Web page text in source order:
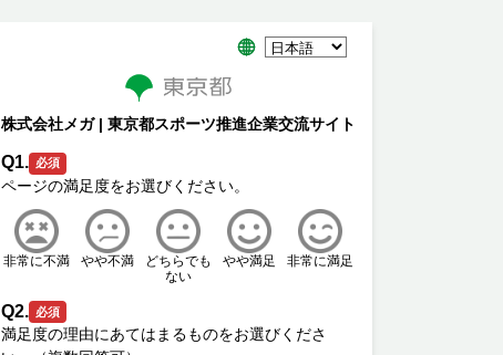
株式会社メガ | 東京都スポーツ推進企業交流サイト
Q1. 必須
非常に不満 やや不満
どちらでも
ない
やや満足 非常に満足
Q2. 必須
満足度の理由にあてはまるものをお選びくださ